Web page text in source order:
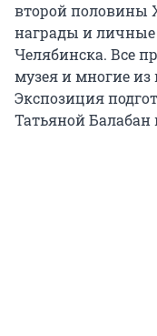
второй половины
награды и
Челябинска. Все
музея и многие
Экспозиция
Татьяной Балабан